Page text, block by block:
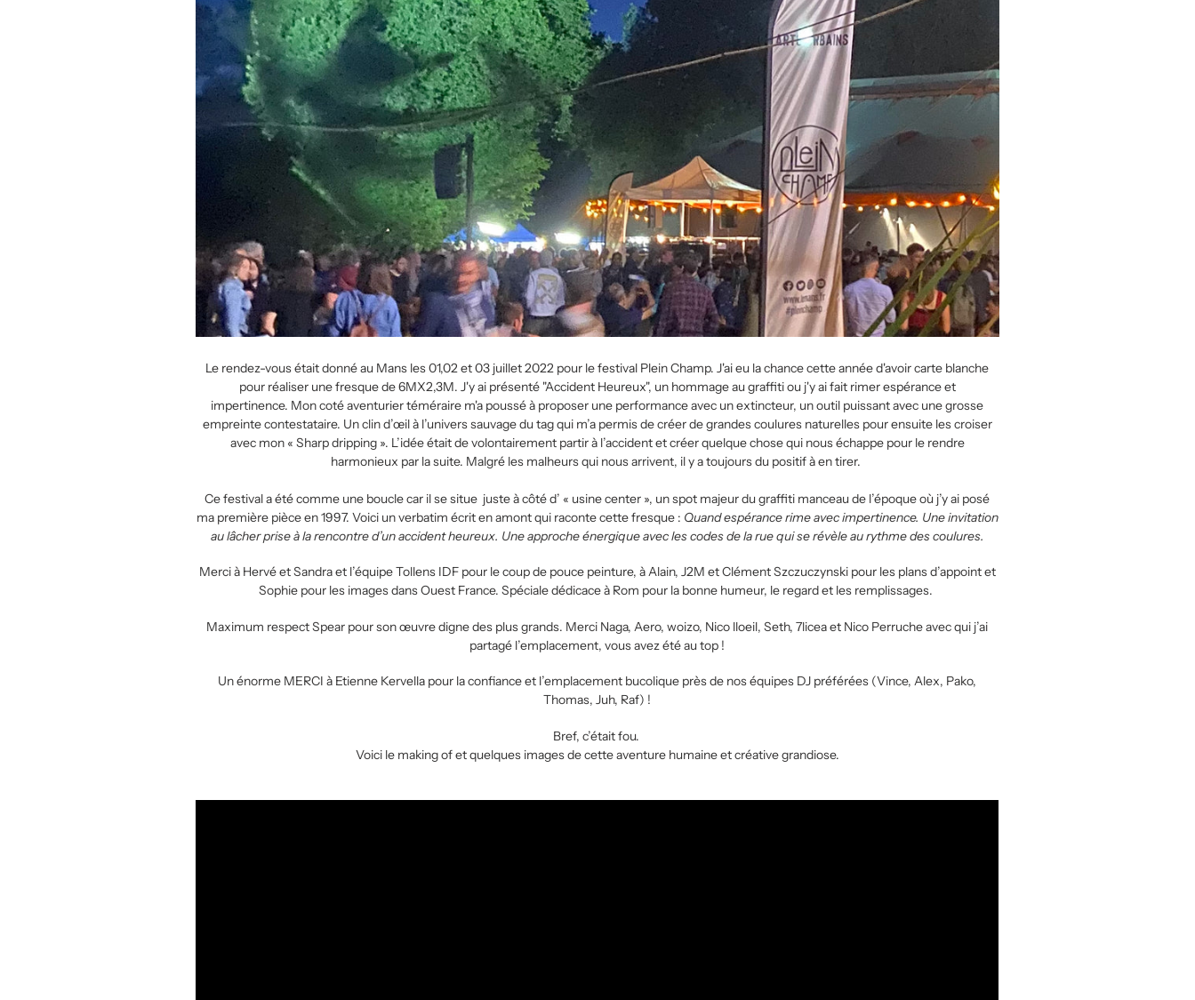
Le rendez-vous était donné au Mans les 01,02 et 03 juillet 2022 pour le festival Plein Champ. J'ai eu la chance cette année d'avoir carte blanche
pour réaliser une fresque de 6MX2,3M. J'y ai présenté "Accident Heureux", un hommage au graffiti ou j'y ai fait rimer espérance et
impertinence. Mon coté aventurier téméraire m'a poussé à proposer une performance avec un extincteur, un outil puissant avec une grosse
empreinte contestataire. Un clin d’œil à l’univers sauvage du tag qui m’a permis de créer de grandes coulures naturelles pour ensuite les croiser
avec mon « Sharp dripping ». L’idée était de volontairement partir à l’accident et créer quelque chose qui nous échappe pour le rendre
harmonieux par la suite. Malgré les malheurs qui nous arrivent, il y a toujours du positif à en tirer.
Ce festival a été comme une boucle car il se situe juste à côté d’ « usine center », un spot majeur du graffiti manceau de l’époque où j’y ai posé
ma première pièce en 1997. Voici un verbatim écrit en amont qui raconte cette fresque : Quand espérance rime avec impertinence. Une invitation
au lâcher prise à la rencontre d’un accident heureux. Une approche énergique avec les codes de la rue qui se révèle au rythme des coulures.
Merci à Hervé et Sandra et l’équipe Tollens IDF pour le coup de pouce peinture, à Alain, J2M et Clément Szczuczynski pour les plans d’appoint et
Sophie pour les images dans Ouest France. Spéciale dédicace à Rom pour la bonne humeur, le regard et les remplissages.
Maximum respect Spear pour son œuvre digne des plus grands. Merci Naga, Aero, woizo, Nico lloeil, Seth, 7licea et Nico Perruche avec qui j’ai
partagé l’emplacement, vous avez été au top !
Un énorme MERCI à Etienne Kervella pour la confiance et l’emplacement bucolique près de nos équipes DJ préférées (Vince, Alex, Pako,
Thomas, Juh, Raf) !
Bref, c’était fou.
Voici le making of et quelques images de cette aventure humaine et créative grandiose.